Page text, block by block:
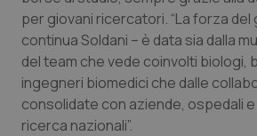
Tiroide
Tumore al seno
Tumore ovarico
per giovani ricercatori. “La forza
continua Soldani – è data sia dalla
del team che vede coinvolti biologi,
ingegneri biomedici che dalle
consolidate con aziende, ospedali
ricerca nazionali”.